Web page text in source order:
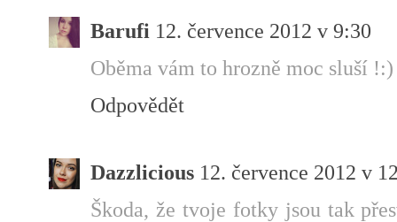
Barufi 12. července 2012 v 9:30
Oběma vám to hrozně moc sluší
Odpovědět
Dazzlicious 12. července 2012 v
Škoda, že tvoje fotky jsou tak